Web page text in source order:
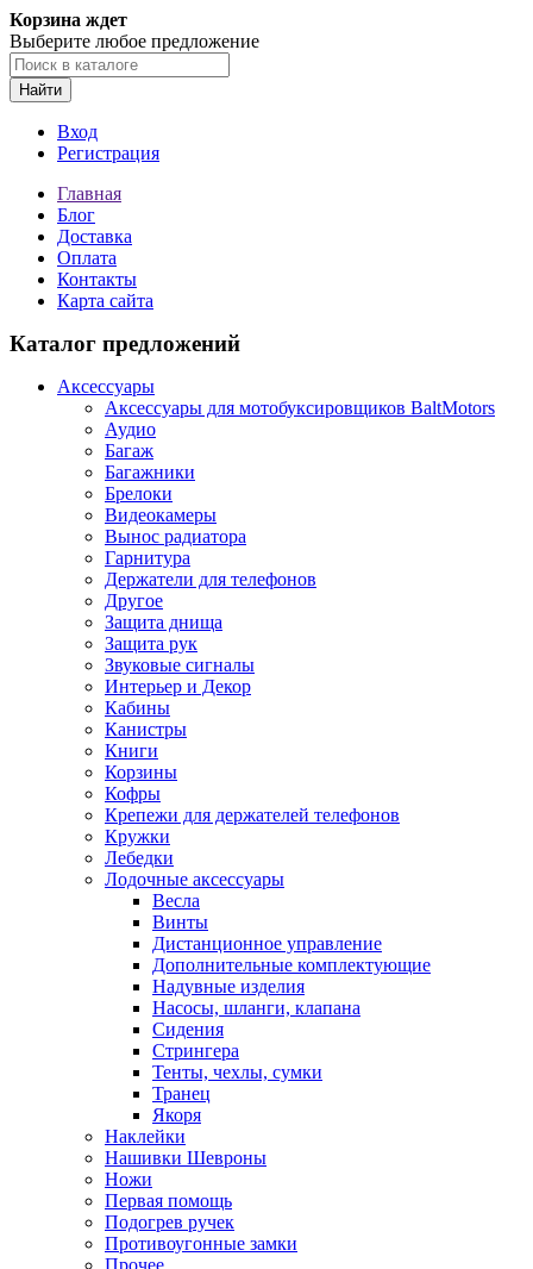
Корзина ждет
Выберите любое предложение
Найти
Вход
Регистрация
Главная
Блог
Доставка
Оплата
Контакты
Карта сайта
Каталог предложений
Аксессуары
Аксессуары для мотобуксировщиков BaltMotors
Аудио
Багаж
Багажники
Брелоки
Видеокамеры
Вынос радиатора
Гарнитура
Держатели для телефонов
Другое
Защита днища
Защита рук
Звуковые сигналы
Интерьер и Декор
Кабины
Канистры
Книги
Корзины
Кофры
Крепежи для держателей телефонов
Кружки
Лебедки
Лодочные аксессуары
Весла
Винты
Дистанционное управление
Дополнительные комплектующие
Надувные изделия
Насосы, шланги, клапана
Сидения
Стрингера
Тенты, чехлы, сумки
Транец
Якоря
Наклейки
Нашивки Шевроны
Ножи
Первая помощь
Подогрев ручек
Противоугонные замки
Прочее